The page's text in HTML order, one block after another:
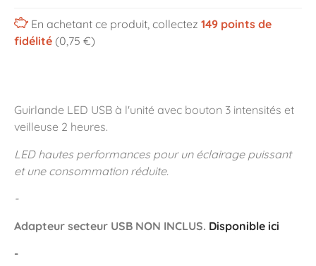
En achetant ce produit, collectez 149points de
fidélité (0,75 €)
Guirlande LED USB à l'unité avec bouton 3 intensités et
veilleuse 2 heures.
LED hautes performances pour un éclairage puissant
et une consommation réduite.
-
Adapteur secteur USB NON INCLUS. Disponible ici
-